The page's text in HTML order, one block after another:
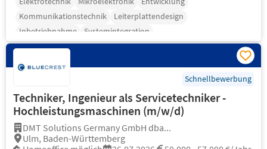
Kommunikationstechnik
Leiterplattendesign
Inbetriebnahme
Systemintegration
Schnellbewerbung
Techniker, Ingenieur als Servicetechniker -
Hochleistungsmaschinen (m/w/d)
DMT Solutions Germany GmbH dba...
Ulm, Baden-Württemberg